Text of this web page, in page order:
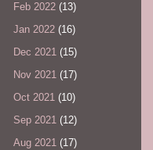
Feb 2022 (13)
Jan 2022 (16)
Dec 2021 (15)
Nov 2021 (17)
Oct 2021 (10)
Sep 2021 (12)
Aug 2021 (17)